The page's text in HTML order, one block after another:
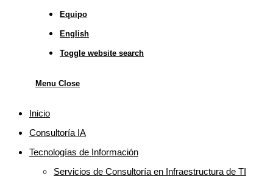
Equipo
English
Toggle website search
Menu Close
Inicio
Consultoría IA
Tecnologías de Información
Servicios de Consultoría en Infraestructura de TI